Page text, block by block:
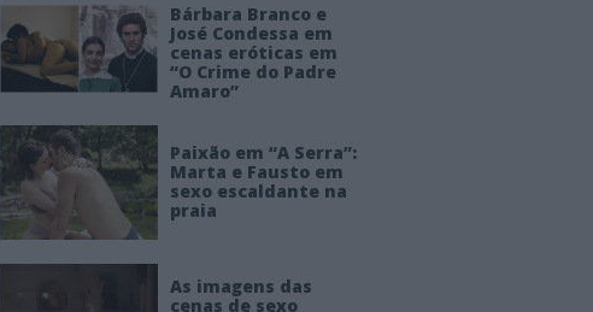
Bárbara Branco e
José Condessa em
cenas eróticas em
“O Crime do Padre
Amaro”
Paixão em “A Serra”:
Marta e Fausto em
sexo escaldante na
praia
As imagens das
cenas de sexo